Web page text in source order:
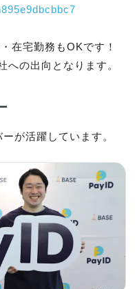
在宅勤務もOKです！
の出向となります。
が活躍しています。